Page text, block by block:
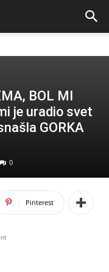
BOL MI
je uradio svet
GORKA
0
Pinterest